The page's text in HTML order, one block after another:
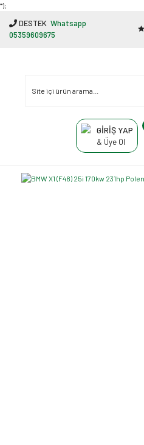
"');
DESTEK Whatsapp
05359609675
GİRİŞ YAP
& Üye Ol